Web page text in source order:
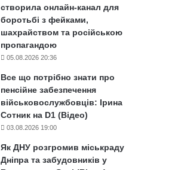
створила онлайн-канал для
боротьбі з фейками,
шахрайством та російською
пропагандою
05.08.2026 20:36
Все що потрібно знати про
пенсійне забезпечення
військовослужбовців: Ірина
Сотник на D1 (Відео)
03.08.2026 19:00
Як ДНУ розгромив міськраду
Дніпра та забудовників у